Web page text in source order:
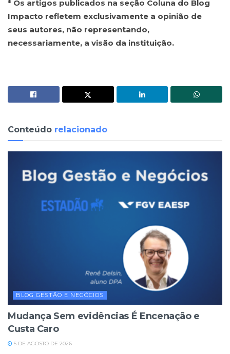
* Os artigos publicados na seção Coluna do Blog
Impacto refletem exclusivamente a opinião de
seus autores, não representando,
necessariamente, a visão da instituição.
Conteúdo relacionado
BLOG GESTÃO E NEGÓCIOS
Mudança Sem evidências É Encenação e
Custa Caro
5 DE AGOSTO DE 2026